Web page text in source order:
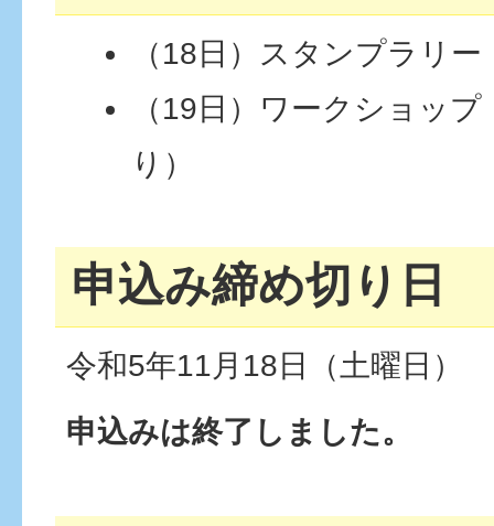
（18日）スタンプラリー
（19日）ワークショッ
り）
申込み締め切り日
令和5年11月18日（土曜日）
申込みは終了しました。